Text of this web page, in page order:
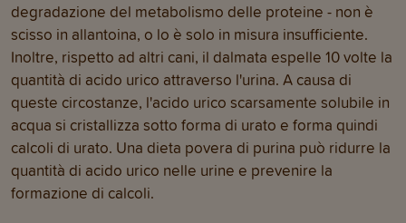
degradazione del metabolismo delle proteine - non è
scisso in allantoina, o lo è solo in misura insufficiente.
Inoltre, rispetto ad altri cani, il dalmata espelle 10 volte la
quantità di acido urico attraverso l'urina. A causa di
queste circostanze, l'acido urico scarsamente solubile in
acqua si cristallizza sotto forma di urato e forma quindi
calcoli di urato. Una dieta povera di purina può ridurre la
quantità di acido urico nelle urine e prevenire la
formazione di calcoli.